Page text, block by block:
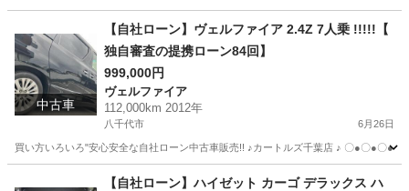
アルファード
中古車
【自社ローン】ヴェルファイア 2.4Z 7人乗 !!!!!【
独自審査の提携ローン84回】
999,000円
ヴェルファイア
112,000km 2012年
八千代市 6月26日
買い方いろいろ"安心安全な自社ローン中古車販売!! ♪カートルズ千葉店 ♪ 〇●〇●〇
ヴェルファイア カートルズ
【自社ローン】ハイゼット カーゴ デラックス ハ